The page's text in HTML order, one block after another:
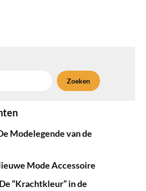
Zoeken
Modelegende van de
Mode Accessoire
“Krachtkleur” in de